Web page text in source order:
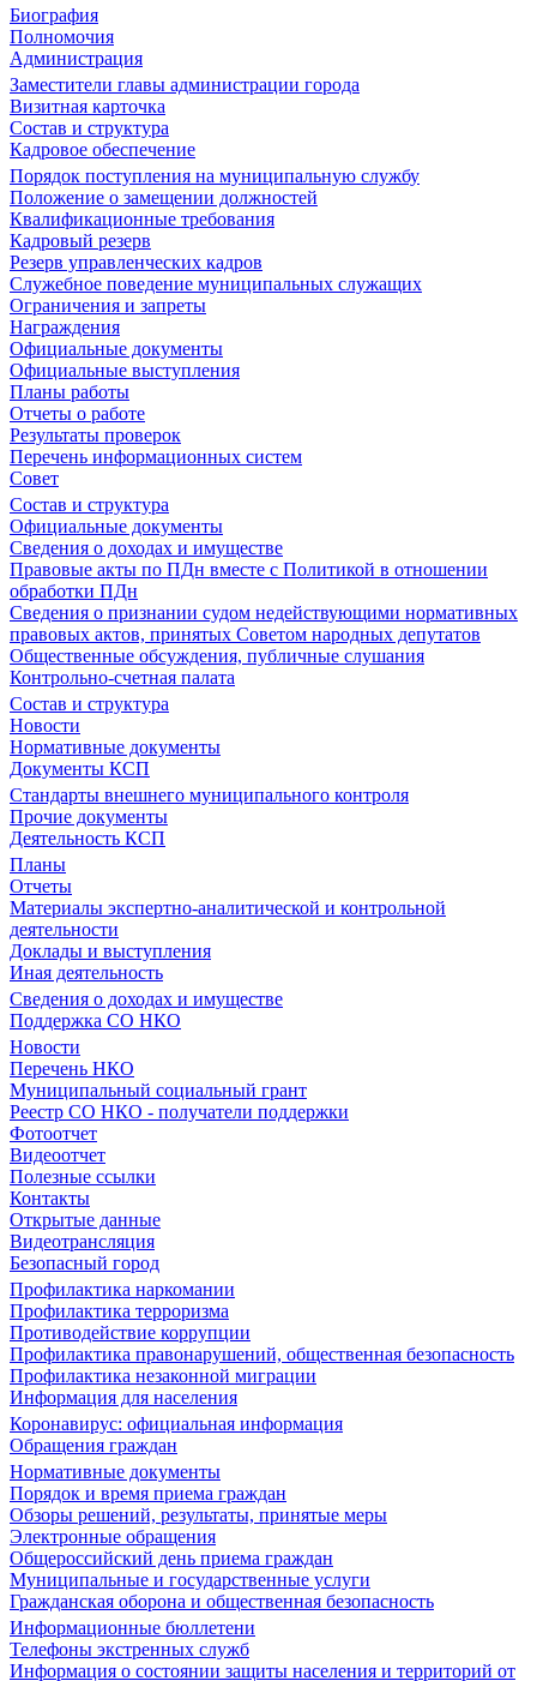
Биография
Полномочия
Администрация
Заместители главы администрации города
Визитная карточка
Состав и структура
Кадровое обеспечение
Порядок поступления на муниципальную службу
Положение о замещении должностей
Квалификационные требования
Кадровый резерв
Резерв управленческих кадров
Служебное поведение муниципальных служащих
Ограничения и запреты
Награждения
Официальные документы
Официальные выступления
Планы работы
Отчеты о работе
Результаты проверок
Перечень информационных систем
Совет
Состав и структура
Официальные документы
Сведения о доходах и имуществе
Правовые акты по ПДн вместе с Политикой в отношении
обработки ПДн
Сведения о признании судом недействующими нормативных
правовых актов, принятых Советом народных депутатов
Общественные обсуждения, публичные слушания
Контрольно-счетная палата
Состав и структура
Новости
Нормативные документы
Документы КСП
Стандарты внешнего муниципального контроля
Прочие документы
Деятельность КСП
Планы
Отчеты
Материалы экспертно-аналитической и контрольной
деятельности
Доклады и выступления
Иная деятельность
Сведения о доходах и имуществе
Поддержка СО НКО
Новости
Перечень НКО
Муниципальный социальный грант
Реестр СО НКО - получатели поддержки
Фотоотчет
Видеоотчет
Полезные ссылки
Контакты
Открытые данные
Видеотрансляция
Безопасный город
Профилактика наркомании
Профилактика терроризма
Противодействие коррупции
Профилактика правонарушений, общественная безопасность
Профилактика незаконной миграции
Информация для населения
Коронавирус: официальная информация
Обращения граждан
Нормативные документы
Порядок и время приема граждан
Обзоры решений, результаты, принятые меры
Электронные обращения
Общероссийский день приема граждан
Муниципальные и государственные услуги
Гражданская оборона и общественная безопасность
Информационные бюллетени
Телефоны экстренных служб
Информация о состоянии защиты населения и территорий от